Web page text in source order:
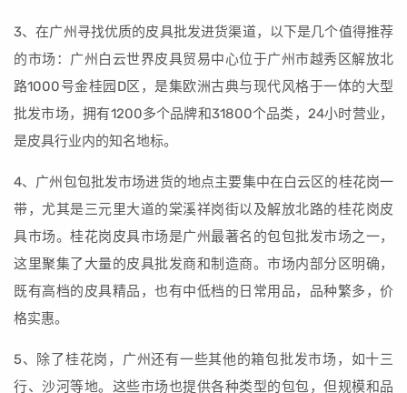
3、在广州寻找优质的皮具批发进货渠道，以下是几个值得推荐
的市场：广州白云世界皮具贸易中心位于广州市越秀区解放北
路1000号金桂园D区，是集欧洲古典与现代风格于一体的大型
批发市场，拥有1200多个品牌和31800个品类，24小时营业，
是皮具行业内的知名地标。
4、广州包包批发市场进货的地点主要集中在白云区的桂花岗一
带，尤其是三元里大道的棠溪祥岗街以及解放北路的桂花岗皮
具市场。桂花岗皮具市场是广州最著名的包包批发市场之一，
这里聚集了大量的皮具批发商和制造商。市场内部分区明确，
既有高档的皮具精品，也有中低档的日常用品，品种繁多，价
格实惠。
5、除了桂花岗，广州还有一些其他的箱包批发市场，如十三
行、沙河等地。这些市场也提供各种类型的包包，但规模和品